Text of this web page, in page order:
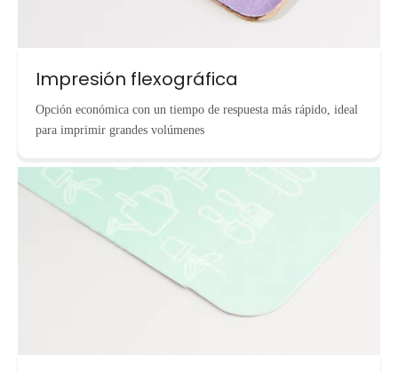
Impresión flexográfica
Opción económica con un tiempo de respuesta más rápido, ideal
para imprimir grandes volúmenes